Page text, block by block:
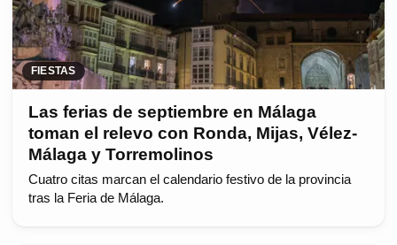
FIESTAS
Las ferias de septiembre en Málaga
toman el relevo con Ronda, Mijas, Vélez-
Málaga y Torremolinos
Cuatro citas marcan el calendario festivo de la provincia
tras la Feria de Málaga.